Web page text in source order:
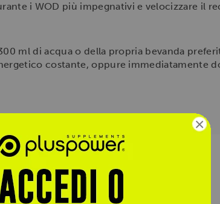
×
i WOD più impegnativi e velocizzare il
ml di acqua o della propria bevanda
costante, oppure immediatamente